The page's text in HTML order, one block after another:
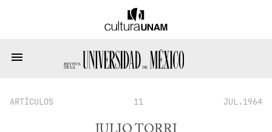
ARTÍCULOS 11 JUL.1964